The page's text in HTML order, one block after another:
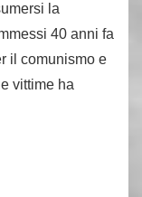
la
40 anni fa
il comunismo e
vittime ha